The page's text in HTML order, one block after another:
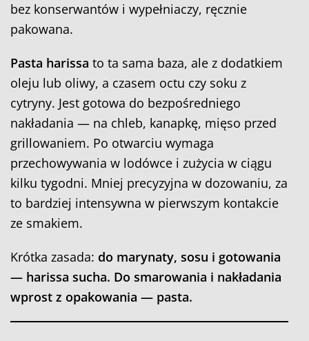
bez konserwantów i wypełniaczy, ręcznie
pakowana.
Pasta harissa to ta sama baza, ale z dodatkiem
oleju lub oliwy, a czasem octu czy soku z
cytryny. Jest gotowa do bezpośredniego
nakładania — na chleb, kanapkę, mięso przed
grillowaniem. Po otwarciu wymaga
przechowywania w lodówce i zużycia w ciągu
kilku tygodni. Mniej precyzyjna w dozowaniu, za
to bardziej intensywna w pierwszym kontakcie
ze smakiem.
Krótka zasada: do marynaty, sosu i gotowania
— harissa sucha. Do smarowania i nakładania
wprost z opakowania — pasta.